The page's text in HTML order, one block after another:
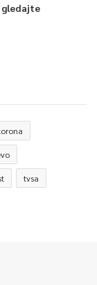
gledajte
tvsa